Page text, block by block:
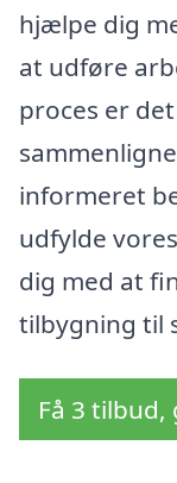
hjælpe dig
at udføre
proces er
informeret
udfylde
dig med at
tilbygning til
Få 3